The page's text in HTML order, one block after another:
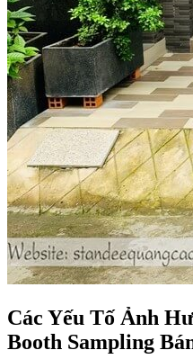
Các Yếu Tố Ảnh
Booth Sampling